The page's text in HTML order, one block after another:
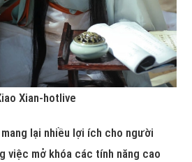
Xian-hotlive
mang lại nhiều lợi ích cho người
việc mở khóa các tính năng cao